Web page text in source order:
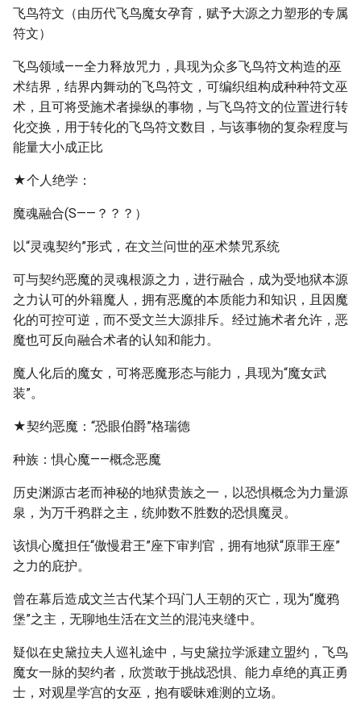
飞鸟符文（由历代飞鸟魔女孕育，赋予大源之力塑形的专属
符文）
飞鸟领域——全力释放咒力，具现为众多飞鸟符文构造的巫
术结界，结界内舞动的飞鸟符文，可编织组构成种种符文巫
术，且可将受施术者操纵的事物，与飞鸟符文的位置进行转
化交换，用于转化的飞鸟符文数目，与该事物的复杂程度与
能量大小成正比
★个人绝学：
魔魂融合(S——？？？）
以“灵魂契约”形式，在文兰问世的巫术禁咒系统
可与契约恶魔的灵魂根源之力，进行融合，成为受地狱本源
之力认可的外籍魔人，拥有恶魔的本质能力和知识，且因魔
化的可控可逆，而不受文兰大源排斥。经过施术者允许，恶
魔也可反向融合术者的认知和能力。
魔人化后的魔女，可将恶魔形态与能力，具现为“魔女武
装”。
★契约恶魔：“恐眼伯爵”格瑞德
种族：惧心魔——概念恶魔
历史渊源古老而神秘的地狱贵族之一，以恐惧概念为力量源
泉，为万千鸦群之主，统帅数不胜数的恐惧魔灵。
该惧心魔担任“傲慢君王”座下审判官，拥有地狱“原罪王座”
之力的庇护。
曾在幕后造成文兰古代某个玛门人王朝的灭亡，现为“魔鸦
堡”之主，无聊地生活在文兰的混沌夹缝中。
疑似在史黛拉夫人巡礼途中，与史黛拉学派建立盟约，飞鸟
魔女一脉的契约者，欣赏敢于挑战恐惧、能力卓绝的真正勇
士，对观星学宫的女巫，抱有暧昧难测的立场。